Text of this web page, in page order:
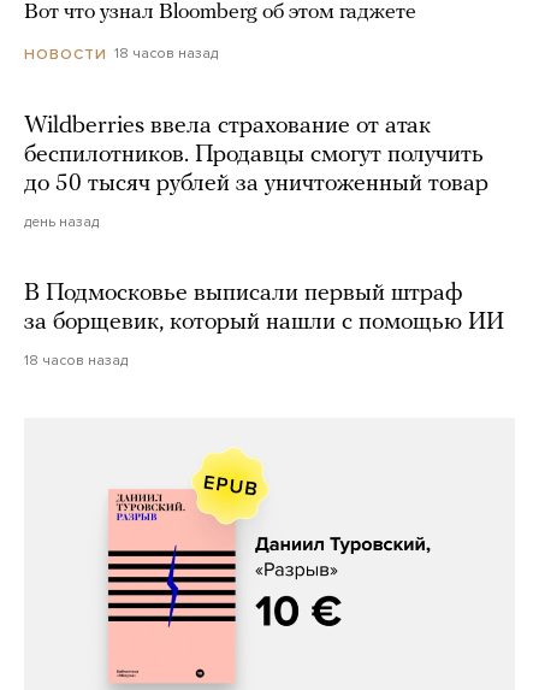
Вот что узнал Bloomberg об этом гаджете
НОВОСТИ 18 часов назад
Wildberries ввела страхование от атак
беспилотников. Продавцы смогут получить
до 50 тысяч рублей за уничтоженный товар
день назад
В Подмосковье выписали первый штраф
за борщевик, который нашли с помощью ИИ
18 часов назад